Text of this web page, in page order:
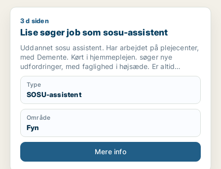
Lise søger job som sosu-assistent
3 d siden
Lise søger job som sosu-assistent
Uddannet sosu assistent. Har arbejdet på plejecenter,
med Demente. Kørt i hjemmeplejen. søger nye
udfordringer, med faglighed i højsæde. Er altid
punktlig og i godt humør. Er et roligt og tålmodigt
menneske.
Type
SOSU-assistent
Område
Fyn
Mere info